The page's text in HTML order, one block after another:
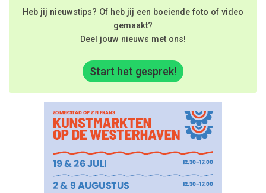
Heb jij nieuwstips? Of heb jij een boeiende foto of video
gemaakt?
Deel jouw nieuws met ons!
Start het gesprek!